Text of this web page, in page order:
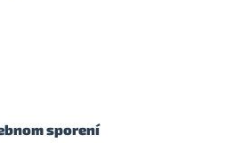
sporení